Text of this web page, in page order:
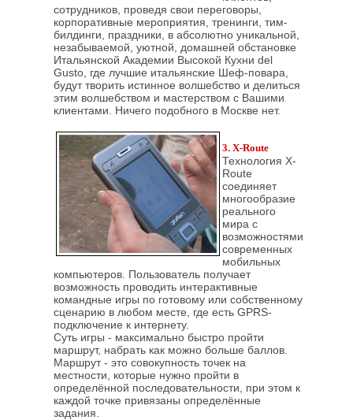
сотрудников, проведя свои переговоры,
корпоративные мероприятия, тренинги, тим-
билдинги, праздники, в абсолютно уникальной,
незабываемой, уютной, домашней обстановке
Итальянской Академии Высокой Кухни del
Gusto, где лучшие итальянские Шеф-повара,
будут творить истинное волшебство и делиться
этим волшебством и мастерством с Вашими
клиентами. Ничего подобного в Москве нет.
3. X-Route
Технология X-
Route
соединяет
многообразие
реального
мира с
возможностями
современных
мобильных
компьютеров. Пользователь получает
возможность проводить интерактивные
командные игры по готовому или собственному
сценарию в любом месте, где есть GPRS-
подключение к интернету.
Суть игры - максимально быстро пройти
маршрут, набрать как можно больше баллов.
Маршрут - это совокупность точек на
местности, которые нужно пройти в
определённой последовательности, при этом к
каждой точке привязаны определённые
задания.